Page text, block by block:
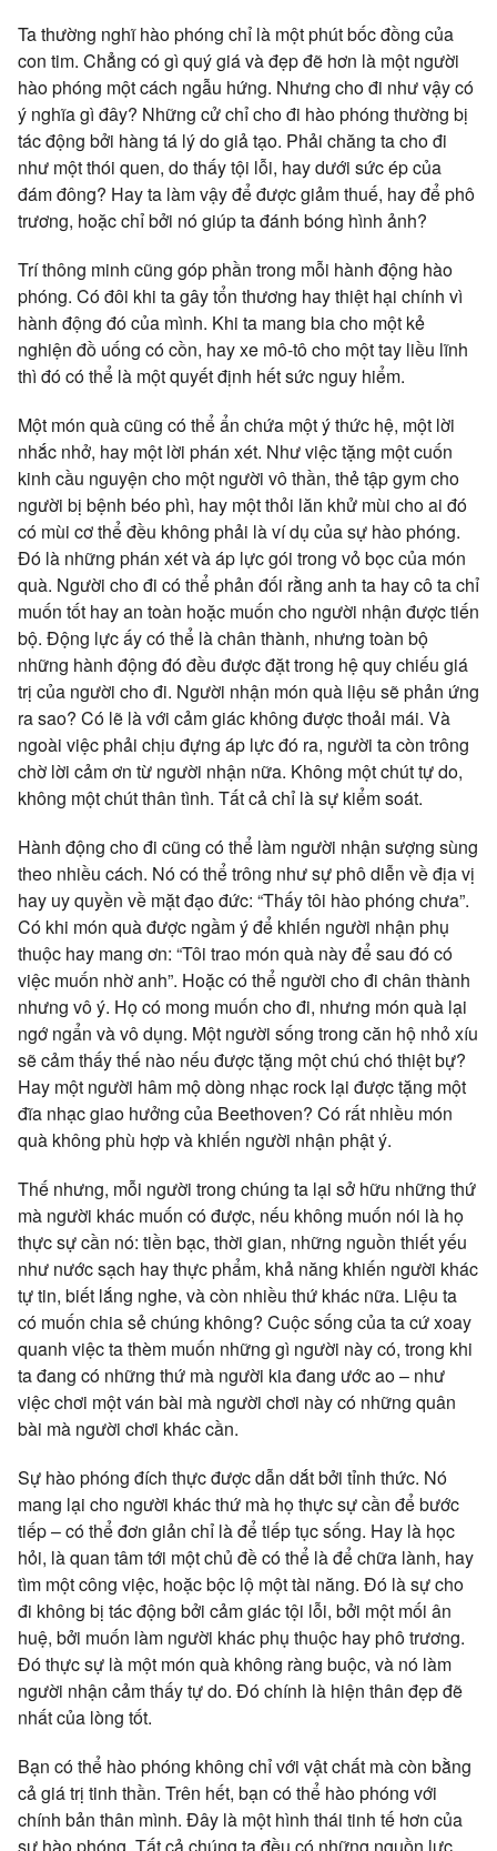
Ta thường nghĩ hào phóng chỉ là một phút bốc đồng của
con tim. Chẳng có gì quý giá và đẹp đẽ hơn là một người
hào phóng một cách ngẫu hứng. Nhưng cho đi như vậy có
ý nghĩa gì đây? Những cử chỉ cho đi hào phóng thường bị
tác động bởi hàng tá lý do giả tạo. Phải chăng ta cho đi
như một thói quen, do thấy tội lỗi, hay dưới sức ép của
đám đông? Hay ta làm vậy để được giảm thuế, hay để phô
trương, hoặc chỉ bởi nó giúp ta đánh bóng hình ảnh?
Trí thông minh cũng góp phần trong mỗi hành động hào
phóng. Có đôi khi ta gây tổn thương hay thiệt hại chính vì
hành động đó của mình. Khi ta mang bia cho một kẻ
nghiện đồ uống có cồn, hay xe mô-tô cho một tay liều lĩnh
thì đó có thể là một quyết định hết sức nguy hiểm.
Một món quà cũng có thể ẩn chứa một ý thức hệ, một lời
nhắc nhở, hay một lời phán xét. Như việc tặng một cuốn
kinh cầu nguyện cho một người vô thần, thẻ tập gym cho
người bị bệnh béo phì, hay một thỏi lăn khử mùi cho ai đó
có mùi cơ thể đều không phải là ví dụ của sự hào phóng.
Đó là những phán xét và áp lực gói trong vỏ bọc của món
quà. Người cho đi có thể phản đối rằng anh ta hay cô ta chỉ
muốn tốt hay an toàn hoặc muốn cho người nhận được tiến
bộ. Động lực ấy có thể là chân thành, nhưng toàn bộ
những hành động đó đều được đặt trong hệ quy chiếu giá
trị của người cho đi. Người nhận món quà liệu sẽ phản ứng
ra sao? Có lẽ là với cảm giác không được thoải mái. Và
ngoài việc phải chịu đựng áp lực đó ra, người ta còn trông
chờ lời cảm ơn từ người nhận nữa. Không một chút tự do,
không một chút thân tình. Tất cả chỉ là sự kiểm soát.
Hành động cho đi cũng có thể làm người nhận sượng sùng
theo nhiều cách. Nó có thể trông như sự phô diễn về địa vị
hay uy quyền về mặt đạo đức: “Thấy tôi hào phóng chưa”.
Có khi món quà được ngầm ý để khiến người nhận phụ
thuộc hay mang ơn: “Tôi trao món quà này để sau đó có
việc muốn nhờ anh”. Hoặc có thể người cho đi chân thành
nhưng vô ý. Họ có mong muốn cho đi, nhưng món quà lại
ngớ ngẩn và vô dụng. Một người sống trong căn hộ nhỏ xíu
sẽ cảm thấy thế nào nếu được tặng một chú chó thiệt bự?
Hay một người hâm mộ dòng nhạc rock lại được tặng một
đĩa nhạc giao hưởng của Beethoven? Có rất nhiều món
quà không phù hợp và khiến người nhận phật ý.
Thế nhưng, mỗi người trong chúng ta lại sở hữu những thứ
mà người khác muốn có được, nếu không muốn nói là họ
thực sự cần nó: tiền bạc, thời gian, những nguồn thiết yếu
như nước sạch hay thực phẩm, khả năng khiến người khác
tự tin, biết lắng nghe, và còn nhiều thứ khác nữa. Liệu ta
có muốn chia sẻ chúng không? Cuộc sống của ta cứ xoay
quanh việc ta thèm muốn những gì người này có, trong khi
ta đang có những thứ mà người kia đang ước ao – như
việc chơi một ván bài mà người chơi này có những quân
bài mà người chơi khác cần.
Sự hào phóng đích thực được dẫn dắt bởi tỉnh thức. Nó
mang lại cho người khác thứ mà họ thực sự cần để bước
tiếp – có thể đơn giản chỉ là để tiếp tục sống. Hay là học
hỏi, là quan tâm tới một chủ đề có thể là để chữa lành, hay
tìm một công việc, hoặc bộc lộ một tài năng. Đó là sự cho
đi không bị tác động bởi cảm giác tội lỗi, bởi một mối ân
huệ, bởi muốn làm người khác phụ thuộc hay phô trương.
Đó thực sự là một món quà không ràng buộc, và nó làm
người nhận cảm thấy tự do. Đó chính là hiện thân đẹp đẽ
nhất của lòng tốt.
Bạn có thể hào phóng không chỉ với vật chất mà còn bằng
cả giá trị tinh thần. Trên hết, bạn có thể hào phóng với
chính bản thân mình. Đây là một hình thái tinh tế hơn của